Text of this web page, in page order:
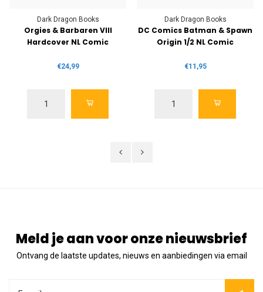
Dark Dragon Books
Orgies & Barbaren VIII
Hardcover NL Comic
€24,99
Dark Dragon Books
DC Comics Batman & Spawn
Origin 1/2 NL Comic
€11,95
Meld je aan voor onze nieuwsbrief
Ontvang de laatste updates, nieuws en aanbiedingen via email